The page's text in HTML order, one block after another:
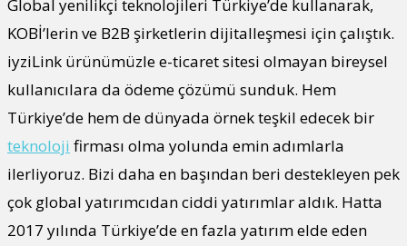
Global yenilikçi teknolojileri Türkiye’de kullanarak,
KOBİ’lerin ve B2B şirketlerin dijitalleşmesi için çalıştık.
iyziLink ürünümüzle e-ticaret sitesi olmayan bireysel
kullanıcılara da ödeme çözümü sunduk. Hem
Türkiye’de hem de dünyada örnek teşkil edecek bir
teknoloji firması olma yolunda emin adımlarla
ilerliyoruz. Bizi daha en başından beri destekleyen pek
çok global yatırımcıdan ciddi yatırımlar aldık. Hatta
2017 yılında Türkiye’de en fazla yatırım elde eden